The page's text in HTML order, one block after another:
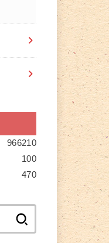
966210
100
470